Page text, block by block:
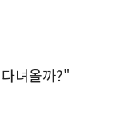
녀올까?"